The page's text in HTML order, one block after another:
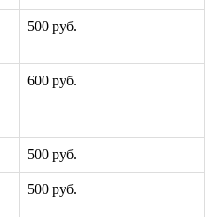
500 руб.
600 руб.
500 руб.
500 руб.